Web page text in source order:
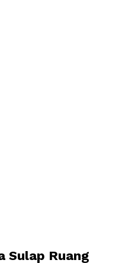
Sulap Ruang